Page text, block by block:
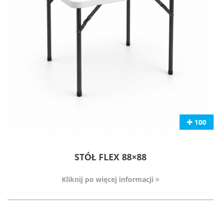
100
STÓŁ FLEX 88×88
Kliknij po więcej informacji